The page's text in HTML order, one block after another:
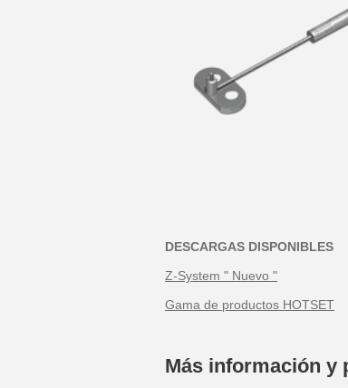
DESCARGAS DISPONIBLES
Z-System " Nuevo "
Gama de productos HOTSET
Más información y